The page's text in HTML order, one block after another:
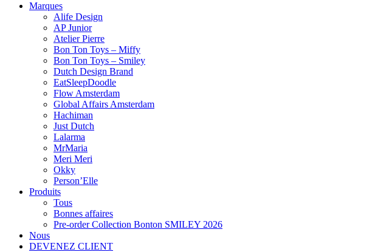
Marques
Alife Design
AP Junior
Atelier Pierre
Bon Ton Toys – Miffy
Bon Ton Toys – Smiley
Dutch Design Brand
EatSleepDoodle
Flow Amsterdam
Global Affairs Amsterdam
Hachiman
Just Dutch
Lalarma
MrMaria
Meri Meri
Okky
Person’Elle
Produits
Tous
Bonnes affaires
Pre-order Collection Bonton SMILEY 2026
Nous
DEVENEZ CLIENT